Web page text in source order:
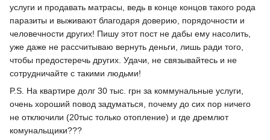
услуги и продавать матрасы, ведь в конце концов такого рода
паразиты и выживают благодаря доверию, порядочности и
человечности других! Пишу этот пост не дабы ему насолить,
уже даже не рассчитываю вернуть деньги, лишь ради того,
чтобы предостеречь других. Удачи, не связывайтесь и не
сотрудничайте с такими людьми!
P.S. На квартире долг 30 тыс. грн за коммунальные услуги,
очень хороший повод задуматься, почему до сих пор ничего
не отключили (20тыс только отопление) и где дремлют
комунальщики???